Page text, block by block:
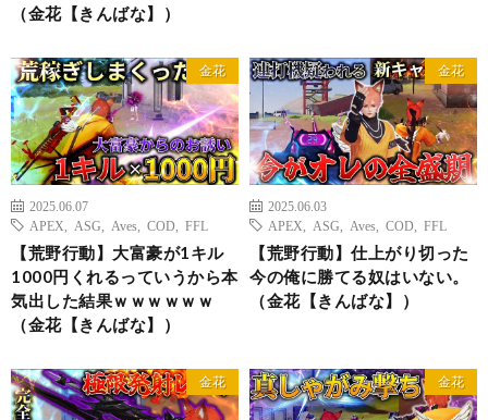
（金花【きんばな】）
金花
2025.06.07
APEX
ASG Aves COD FFL
【荒野行動】大富豪が1キル
1000円くれるっていうから本
気出した結果ｗｗｗｗｗｗ
（金花【きんばな】）
金花
2025.06.03
APEX
ASG Aves COD FFL
【荒野行動】仕上がり切った
今の俺に勝てる奴はいない。
（金花【きんばな】）
金花 金花